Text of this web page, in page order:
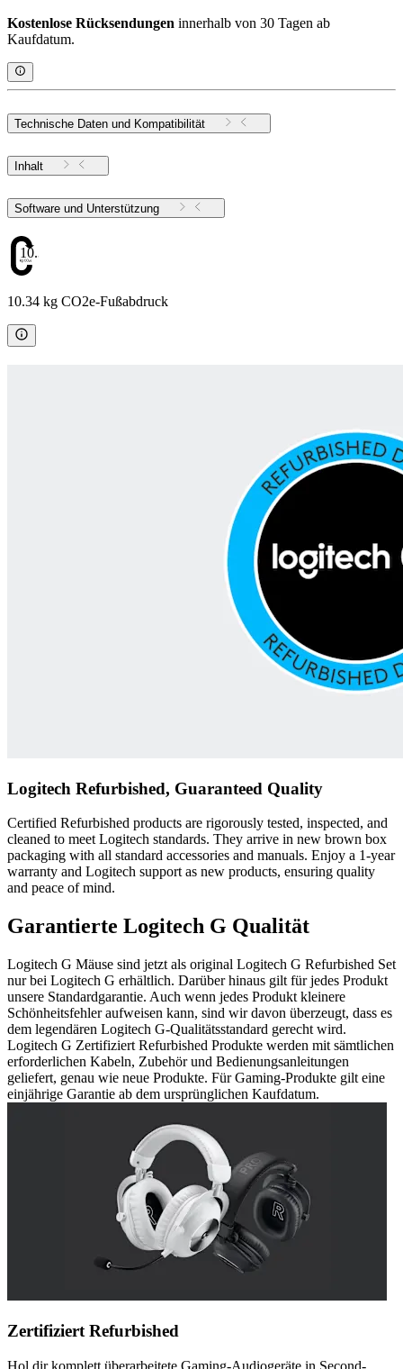
Kostenlose Rücksendungen innerhalb von 30 Tagen ab
Kaufdatum.
Technische Daten und Kompatibilität
Inhalt
Software und Unterstützung
10.34
10.34 kg CO2e-Fußabdruck
Logitech Refurbished, Guaranteed Quality
Certified Refurbished products are rigorously tested, inspected, and
cleaned to meet Logitech standards. They arrive in new brown box
packaging with all standard accessories and manuals. Enjoy a 1-year
warranty and Logitech support as new products, ensuring quality
and peace of mind.
Garantierte Logitech G Qualität
Logitech G Mäuse sind jetzt als original Logitech G Refurbished Set
nur bei Logitech G erhältlich. Darüber hinaus gilt für jedes Produkt
unsere Standardgarantie. Auch wenn jedes Produkt kleinere
Schönheitsfehler aufweisen kann, sind wir davon überzeugt, dass es
dem legendären Logitech G-Qualitätsstandard gerecht wird.
Logitech G Zertifiziert Refurbished Produkte werden mit sämtlichen
erforderlichen Kabeln, Zubehör und Bedienungsanleitungen
geliefert, genau wie neue Produkte. Für Gaming-Produkte gilt eine
einjährige Garantie ab dem ursprünglichen Kaufdatum.
Zertifiziert Refurbished
Hol dir komplett überarbeitete Gaming-Audiogeräte in Second-